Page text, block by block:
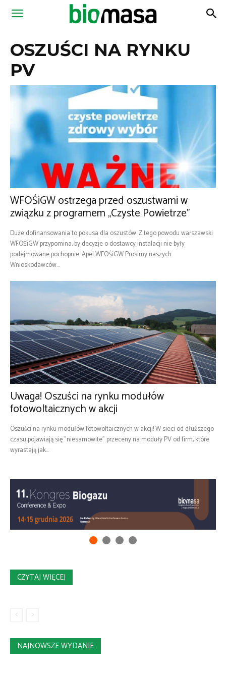
Magazyn
OSZUŚCI NA RYNKU
PV
WFOŚiGW ostrzega przed oszustwami w
związku z programem „Czyste Powietrze”
Duże dofinansowania to pokusa dla oszustów. Z tego powodu warszawski
WFOŚiGW przypomina, by decyzje o dostawcy instalacji nie były
podejmowane pochopnie. Apel WFOŚiGW Prosimy naszych
Wnioskodawców...
Uwaga! Oszuści na rynku modułów
fotowoltaicznych w akcji
Oszuści na rynku modułów fotowoltaicznych w akcji! W sieci od dłuższego
czasu pojawiają się "niesamowite" przeceny na moduły PV od firm, które
wyrastają jak...
CZYTAJ WIĘCEJ
NAJNOWSZE WYDANIE